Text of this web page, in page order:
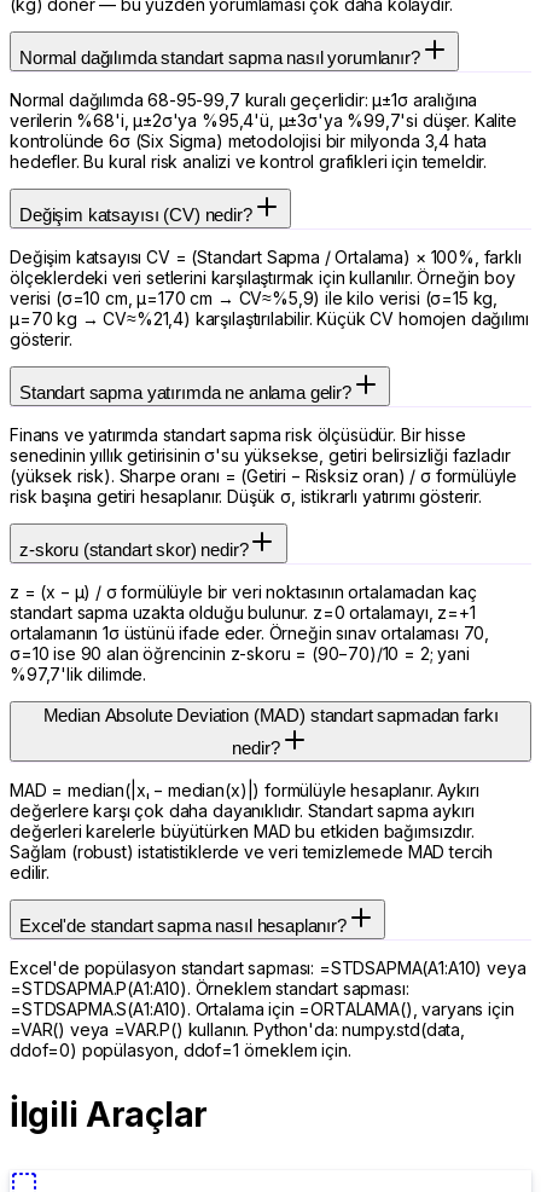
(kg) döner — bu yüzden yorumlaması çok daha kolaydır.
Normal dağılımda standart sapma nasıl yorumlanır?
Normal dağılımda 68-95-99,7 kuralı geçerlidir: μ±1σ aralığına
verilerin %68'i, μ±2σ'ya %95,4'ü, μ±3σ'ya %99,7'si düşer. Kalite
kontrolünde 6σ (Six Sigma) metodolojisi bir milyonda 3,4 hata
hedefler. Bu kural risk analizi ve kontrol grafikleri için temeldir.
Değişim katsayısı (CV) nedir?
Değişim katsayısı CV = (Standart Sapma / Ortalama) × 100%, farklı
ölçeklerdeki veri setlerini karşılaştırmak için kullanılır. Örneğin boy
verisi (σ=10 cm, μ=170 cm → CV≈%5,9) ile kilo verisi (σ=15 kg,
μ=70 kg → CV≈%21,4) karşılaştırılabilir. Küçük CV homojen dağılımı
gösterir.
Standart sapma yatırımda ne anlama gelir?
Finans ve yatırımda standart sapma risk ölçüsüdür. Bir hisse
senedinin yıllık getirisinin σ'su yüksekse, getiri belirsizliği fazladır
(yüksek risk). Sharpe oranı = (Getiri − Risksiz oran) / σ formülüyle
risk başına getiri hesaplanır. Düşük σ, istikrarlı yatırımı gösterir.
z-skoru (standart skor) nedir?
z = (x − μ) / σ formülüyle bir veri noktasının ortalamadan kaç
standart sapma uzakta olduğu bulunur. z=0 ortalamayı, z=+1
ortalamanın 1σ üstünü ifade eder. Örneğin sınav ortalaması 70,
σ=10 ise 90 alan öğrencinin z-skoru = (90−70)/10 = 2; yani
%97,7'lik dilimde.
Median Absolute Deviation (MAD) standart sapmadan farkı
nedir?
MAD = median(|xᵢ − median(x)|) formülüyle hesaplanır. Aykırı
değerlere karşı çok daha dayanıklıdır. Standart sapma aykırı
değerleri karelerle büyütürken MAD bu etkiden bağımsızdır.
Sağlam (robust) istatistiklerde ve veri temizlemede MAD tercih
edilir.
Excel'de standart sapma nasıl hesaplanır?
Excel'de popülasyon standart sapması: =STDSAPMA(A1:A10) veya
=STDSAPMA.P(A1:A10). Örneklem standart sapması:
=STDSAPMA.S(A1:A10). Ortalama için =ORTALAMA(), varyans için
=VAR() veya =VAR.P() kullanın. Python'da: numpy.std(data,
ddof=0) popülasyon, ddof=1 örneklem için.
İlgili Araçlar